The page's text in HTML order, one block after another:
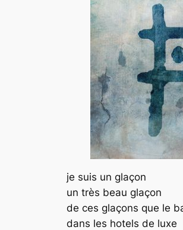
je suis un glaçon
un très beau glaçon
de ces glaçons que le
dans les hotels de luxe